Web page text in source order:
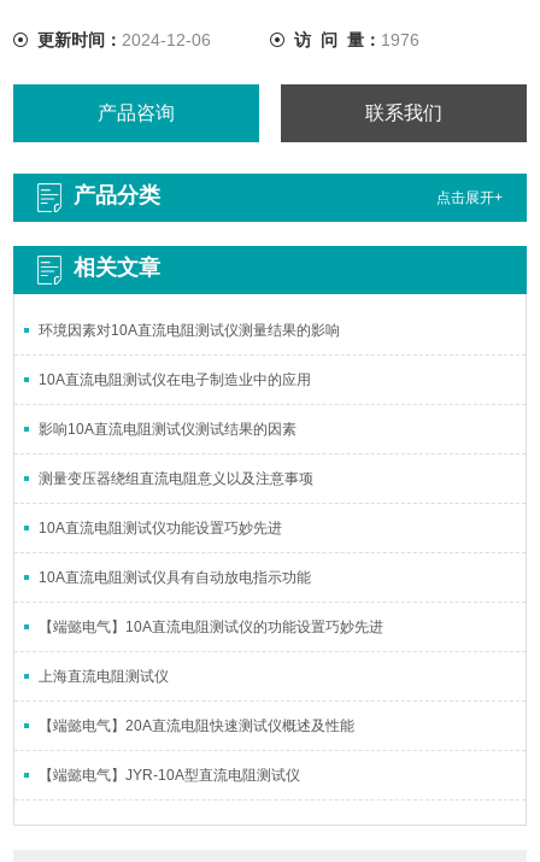
更新时间： 2024-12-06 访 问 量： 1976
产品咨询 联系我们
产品分类 点击展开+
相关文章
环境因素对10A直流电阻测试仪测量结果的影响
10A直流电阻测试仪在电子制造业中的应用
影响10A直流电阻测试仪测试结果的因素
测量变压器绕组直流电阻意义以及注意事项
10A直流电阻测试仪功能设置巧妙先进
10A直流电阻测试仪具有自动放电指示功能
【端懿电气】10A直流电阻测试仪的功能设置巧妙先进
上海直流电阻测试仪
【端懿电气】20A直流电阻快速测试仪概述及性能
【端懿电气】JYR-10A型直流电阻测试仪